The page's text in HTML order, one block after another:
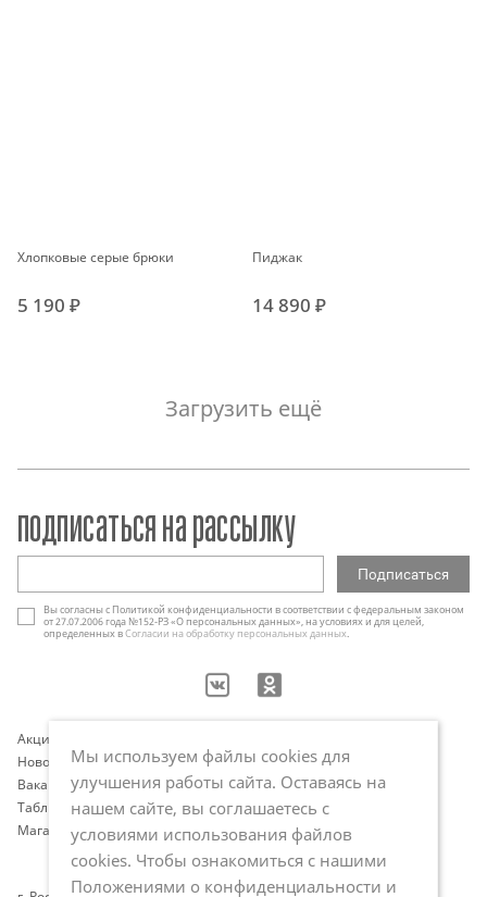
Хлопковые серые брюки
5 190 ₽
Пиджак
14 890 ₽
Загрузить ещё
Акции
Новости
Вакансии
Таблица размеров
Магазины
Оплата и доставка
Программа лояльности
Публичная оферта
Политика обработки
персональных данных
подписаться на рассылку
Вы согласны с Политикой конфиденциальности в соответствии с федеральным законом
от 27.07.2006 года №152-РЗ «О персональных данных», на условиях и для целей,
определенных вСогласии на обработку персональных данных.
Мы используем файлы cookies для
улучшения работы сайта. Оставаясь на
нашем сайте, вы соглашаетесь с
условиями использования файлов
cookies. Чтобы ознакомиться с нашими
Положениями о конфиденциальности и